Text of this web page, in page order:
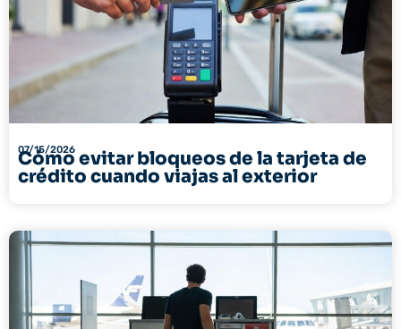
07/15/2026
Cómo evitar bloqueos de la tarjeta de
crédito cuando viajas al exterior